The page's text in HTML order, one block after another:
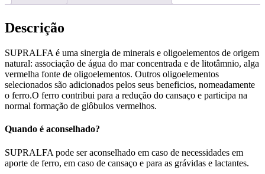
Descrição
SUPRALFA é uma sinergia de minerais e oligoelementos de origem
natural: associação de água do mar concentrada e de litotâmnio, alga
vermelha fonte de oligoelementos. Outros oligoelementos
selecionados são adicionados pelos seus beneficios, nomeadamente
o ferro.O ferro contribui para a redução do cansaço e participa na
normal formação de glôbulos vermelhos.
Quando é aconselhado?
SUPRALFA pode ser aconselhado em caso de necessidades em
aporte de ferro, em caso de cansaço e para as grávidas e lactantes.